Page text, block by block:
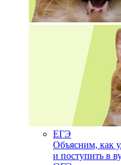
ЕГЭ
Объясним, как
и поступить в